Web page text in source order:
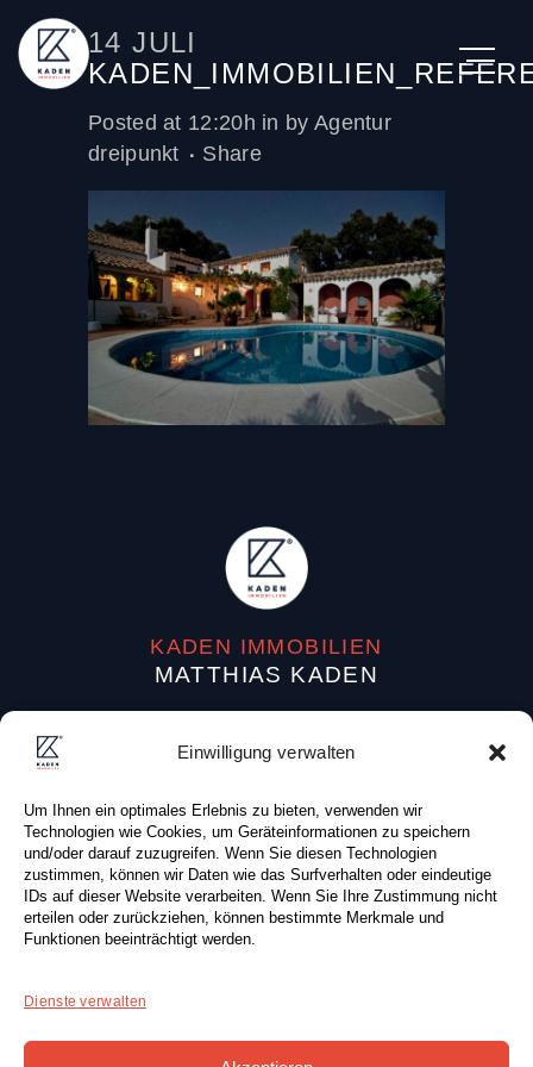
Einwilligung verwalten
Um Ihnen ein optimales Erlebnis zu bieten, verwenden wir
Technologien wie Cookies, um Geräteinformationen zu speichern
und/oder darauf zuzugreifen. Wenn Sie diesen Technologien
zustimmen, können wir Daten wie das Surfverhalten oder eindeutige
IDs auf dieser Website verarbeiten. Wenn Sie Ihre Zustimmung nicht
erteilen oder zurückziehen, können bestimmte Merkmale und
Funktionen beeinträchtigt werden.
Dienste verwalten
14 JULI
Posted at 12:20h in by Agentur
dreipunkt
Share
KADEN IMMOBILIEN
MATTHIAS KADEN
04107 Leipzig (Deutschland)
Tel: +49 (0) 341 . 87 80 83 0
Fax: +49 (0) 341 . 87 80 81 0
E-Mail:info@kaden-immobilien.de